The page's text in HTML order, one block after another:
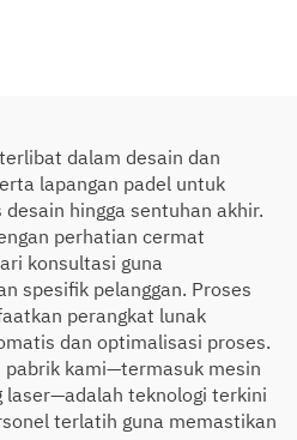
dalam desain dan
lapangan padel untuk
hingga sentuhan akhir.
perhatian cermat
konsultasi guna
spesifik pelanggan. Proses
perangkat lunak
dan optimalisasi proses.
pabrik kami—termasuk mesin
laser—adalah teknologi terkini
terlatih guna memastikan